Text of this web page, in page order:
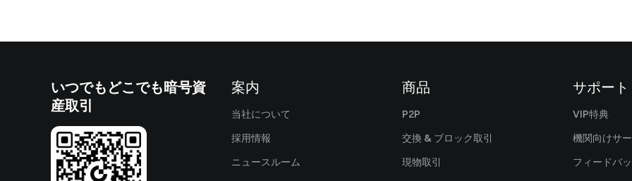
いつでもどこでも暗号資
産取引
案内
当社について
採用情報
ニュースルーム
商品
P2P
交換 & ブロック取引
現物取引
サポート
VIP特典
機関向けサ
フィードバ